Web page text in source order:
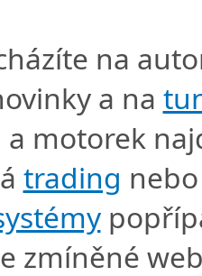
na
a na
motorek
trading
zmíněné